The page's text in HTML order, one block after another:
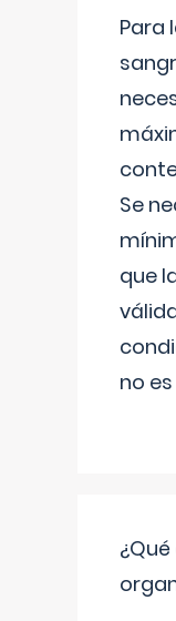
Para
Se
que
no